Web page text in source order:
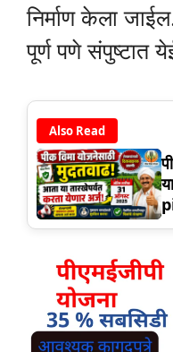
निर्माण केला
पूर्ण पणे संपुष्टात
Also Read